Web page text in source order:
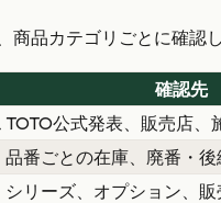
商品カテゴリごとに確認
確認先
TOTO公式発表、販売店、
品番ごとの在庫、廃番・
シリーズ、オプション、